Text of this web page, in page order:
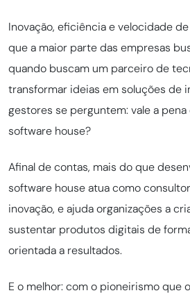
Inovação, eficiência e velocidade
que a maior parte das empresas
quando buscam um parceiro de
transformar ideias em soluções de
gestores se perguntem: vale a
software house?
Afinal de contas, mais do que
software house atua como
inovação, e ajuda organizações a
sustentar produtos digitais de
orientada a resultados.
E o melhor: com o pioneirismo que